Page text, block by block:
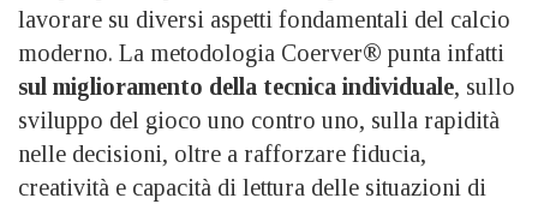
lavorare su diversi aspetti fondamentali del calcio
moderno. La metodologia Coerver® punta infatti
sul miglioramento della tecnica individuale, sullo
sviluppo del gioco uno contro uno, sulla rapidità
nelle decisioni, oltre a rafforzare fiducia,
creatività e capacità di lettura delle situazioni di